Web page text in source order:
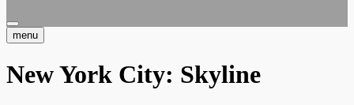
menu
New York City: Skyline